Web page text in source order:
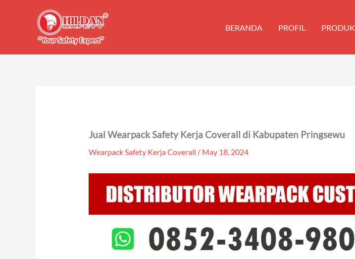
BERANDA PROFIL PRODUK
Jual Wearpack Safety Kerja Coverall di Kabupaten Pringsewu
Wearpack Safety Kerja Coverall / May 18, 2024